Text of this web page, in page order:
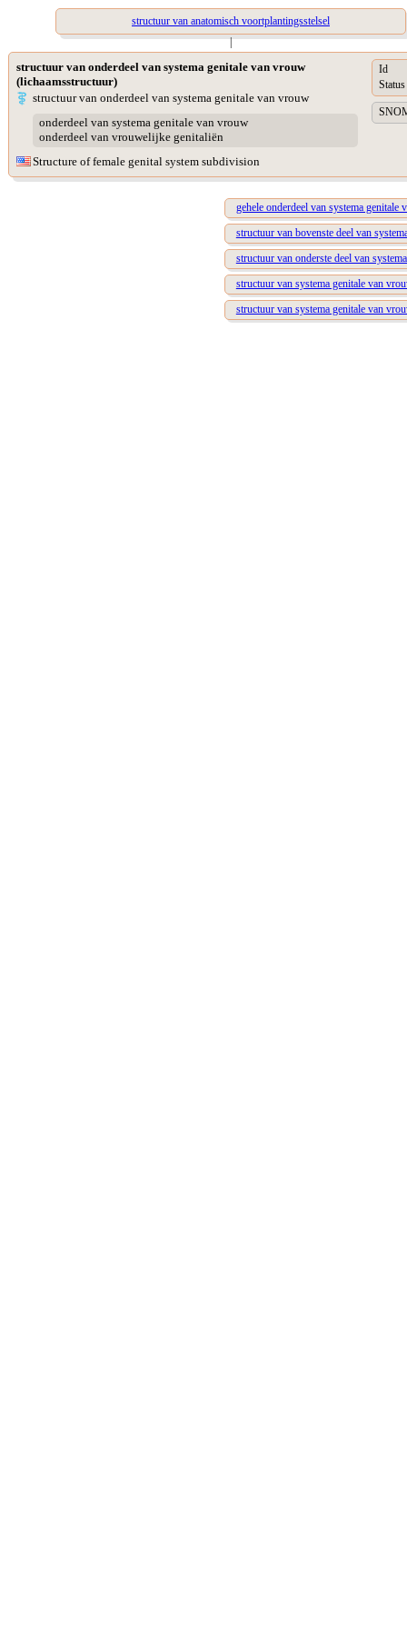
structuur van anatomisch voortplantingsstelsel
|
structuur van onderdeel van systema genitale van vrouw
(lichaamsstructuur)
structuur van onderdeel van systema genitale van vrouw
onderdeel van systema genitale van vrouw
onderdeel van vrouwelijke genitaliën
Structure of female genital system subdivision
Id
Status
gehele onderdeel van systema genitale
structuur van bovenste deel van
structuur van onderste deel van
structuur van systema genitale van
structuur van systema genitale van